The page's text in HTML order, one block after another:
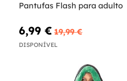
Pantufas Flash para adulto
6,99 € 19,99 €
DISPONÍVEL